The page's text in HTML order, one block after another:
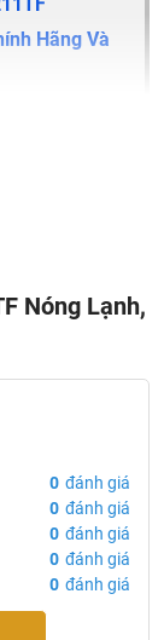
Hãng Và
nhật phù hợp
Nóng Lạnh,
0 đánh giá
0 đánh giá
0 đánh giá
0 đánh giá
0 đánh giá